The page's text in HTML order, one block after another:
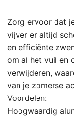
Zorg ervoor dat
vijver er altijd
en efficiënte
om al het vuil en
verwijderen,
van je zomerse
Voordelen:
Hoogwaardig